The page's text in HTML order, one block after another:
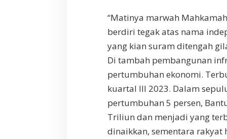
“Matinya marwah
berdiri tegak atas nama
yang kian suram ditengah
Di tambah pembangunan
pertumbuhan ekonomi.
kuartal III 2023. Dalam
pertumbuhan 5 persen,
Triliun dan menjadi yang
dinaikkan, sementara rakyat